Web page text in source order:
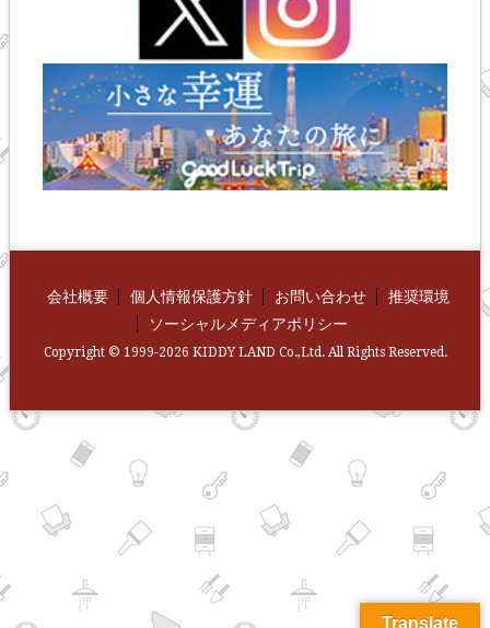
会社概要 個人情報保護方針 お問い合わせ
推奨環境
ソーシャルメディアポリシー
Copyright © 1999-2026 KIDDY LAND Co.,Ltd. All Rights Reserved.
Translate